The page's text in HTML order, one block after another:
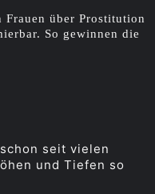
über Prostitution
So gewinnen die
seit vielen
und Tiefen so